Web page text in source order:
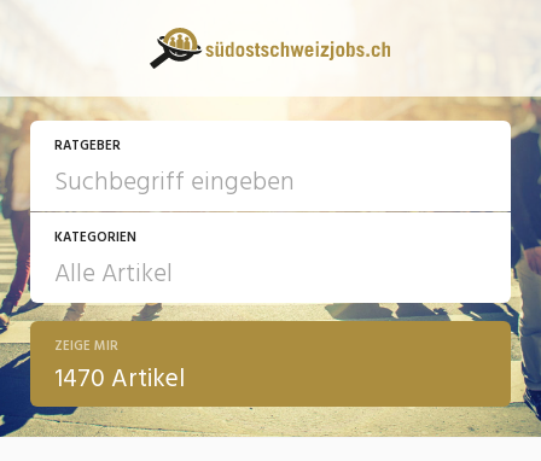
RATGEBER
KATEGORIEN
13 Fragen - 13 Antworten
Arbeit
ZEIGE MIR
1470 Artikel